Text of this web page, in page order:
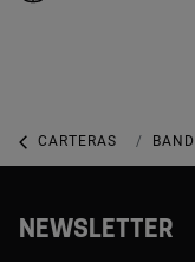
CARTERAS
NEWSLETTER